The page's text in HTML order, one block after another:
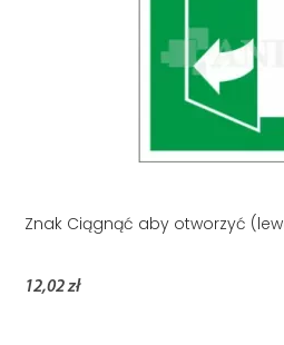
Znak Ciągnąć aby otworzyć
12,02 zł